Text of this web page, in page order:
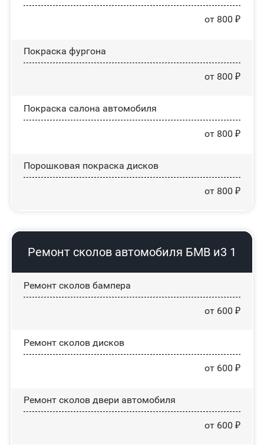
от 800 ₽
Покраска фургона
от 800 ₽
Покраска салона автомобиля
от 800 ₽
Порошковая покраска дисков
от 800 ₽
Ремонт сколов автомобиля БМВ и3 1
Ремонт сколов бампера
от 600 ₽
Ремонт сколов дисков
от 600 ₽
Ремонт сколов двери автомобиля
от 600 ₽